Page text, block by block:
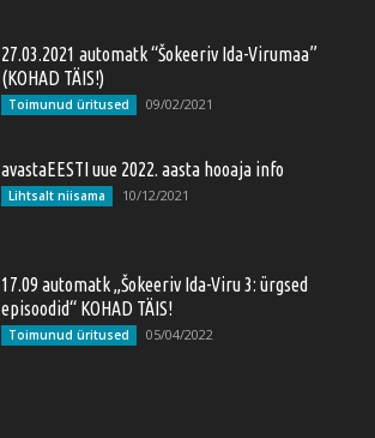
27.03.2021 automatk “Šokeeriv Ida-Virumaa”
(KOHAD TÄIS!)
Toimunud üritused 09/02/2021
avastaEESTI uue 2022. aasta hooaja info
Lihtsalt niisama 10/12/2021
17.09 automatk „Šokeeriv Ida-Viru 3: ürgsed
episoodid“ KOHAD TÄIS!
Toimunud üritused 05/04/2022